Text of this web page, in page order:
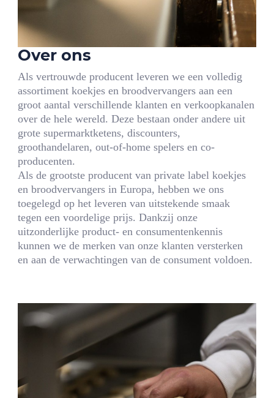
Over ons
Als vertrouwde producent leveren we een volledig
assortiment koekjes en broodvervangers aan een
groot aantal verschillende klanten en verkoopkanalen
over de hele wereld. Deze bestaan onder andere uit
grote supermarktketens, discounters,
groothandelaren, out-of-home spelers en co-
producenten.
Als de grootste producent van private label koekjes
en broodvervangers in Europa, hebben we ons
toegelegd op het leveren van uitstekende smaak
tegen een voordelige prijs. Dankzij onze
uitzonderlijke product- en consumentenkennis
kunnen we de merken van onze klanten versterken
en aan de verwachtingen van de consument voldoen.